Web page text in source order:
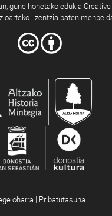
gune honetako edukia
lizentzia baten menpe
oharra | Pribatutasuna